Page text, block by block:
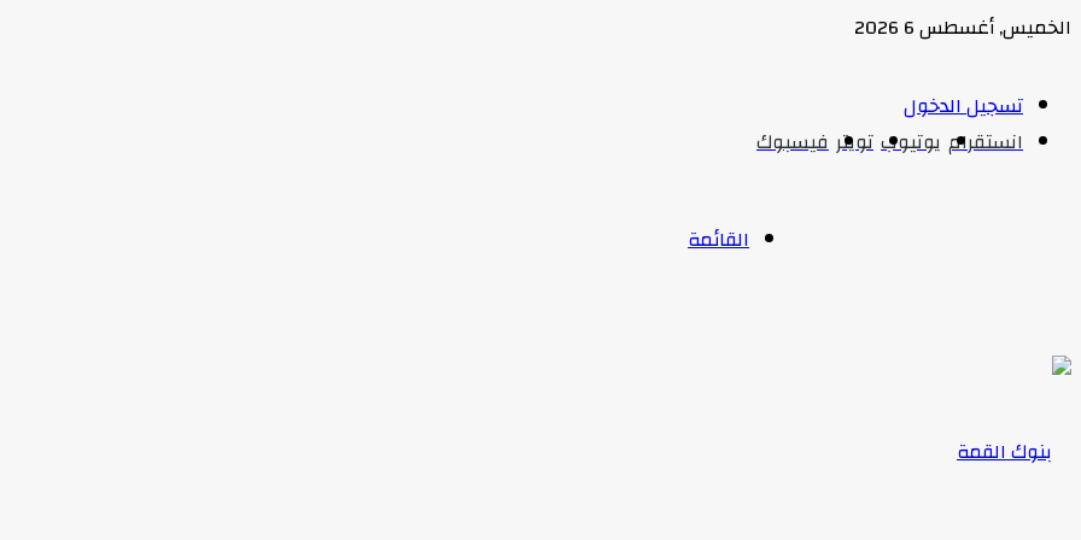
الخميس, أغسطس 6 2026
تسجيل الدخول
انستقرام يوتيوب تويتر فيسبوك
القائمة